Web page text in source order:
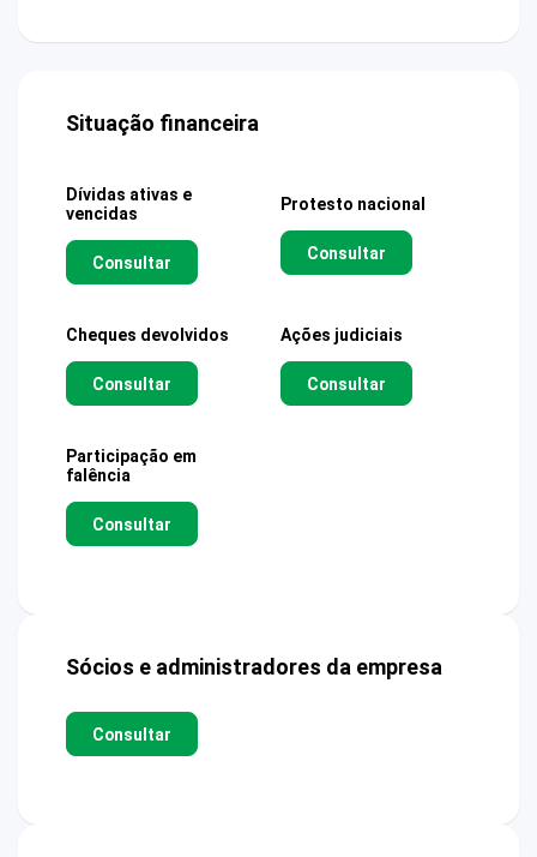
Situação financeira
Dívidas ativas e
vencidas
Consultar
Protesto nacional
Consultar
Cheques devolvidos
Consultar
Ações judiciais
Consultar
Participação em
falência
Consultar
Sócios e administradores da empresa
Consultar